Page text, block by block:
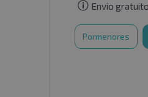
Envio gratuito
Pormenores